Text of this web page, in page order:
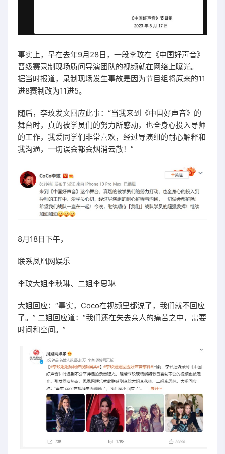
事实上，早在去年9月28日，一段李玟在《中国好声音》
晋级赛录制现场质问导演团队的视频就在网络上曝光。
据当时报道，录制现场发生事故是因为节目组将原来的11
进8赛制改为11进5。
随后，李玟发文回应此事：“当我来到《中国好声音》的
舞台时，真的被学员们的努力所感动，也全身心投入导师
的工作，我爱同学们非常喜欢，经过导演组的耐心解释和
我沟通，一切误会都会烟消云散！”
8月18日下午，
联系凤凰网娱乐
李玟大姐李秋琳、二姐李思琳
大姐回应：“事实，Coco在视频里都说了，我们就不回应
了。” 二姐回应道：“我们还在失去亲人的痛苦之中，需要
时间和空间。”